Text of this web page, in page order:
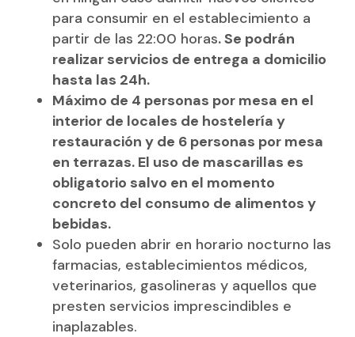
para consumir en el establecimiento a
partir de las 22:00 horas. Se podrán
realizar servicios de entrega a domicilio
hasta las 24h.
Máximo de 4 personas por mesa en el
interior de locales de hostelería y
restauración y de 6 personas por mesa
en terrazas. El uso de mascarillas es
obligatorio salvo en el momento
concreto del consumo de alimentos y
bebidas.
Solo pueden abrir en horario nocturno las
farmacias, establecimientos médicos,
veterinarios, gasolineras y aquellos que
presten servicios imprescindibles e
inaplazables.